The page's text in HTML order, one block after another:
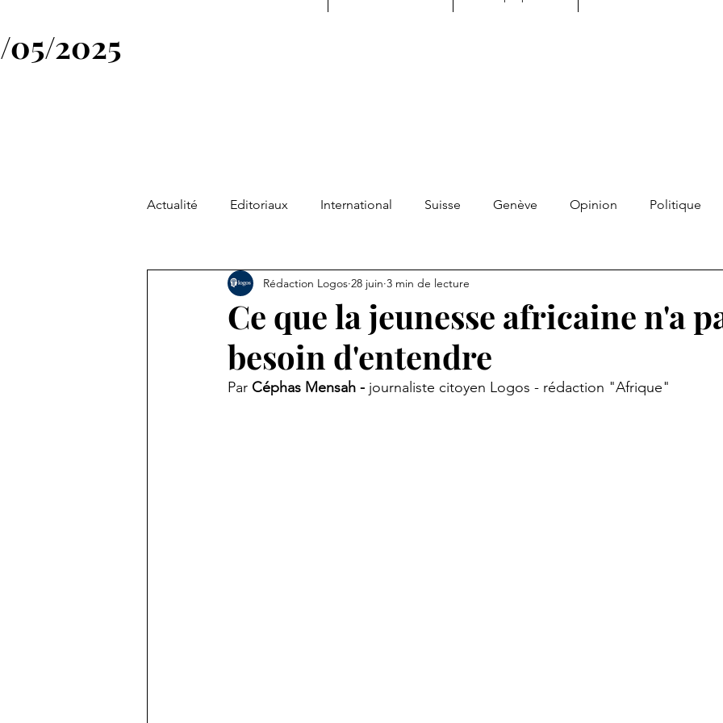
05/2025
Actualité Editoriaux International Suisse Genève Opinion Politique
Société Philosophie & Spiritualité Développement personnel Transmission
Symbole Figures libres Contrepoint Résonnance Souvenirs
Carnet de voyages Paroles aux citoyens Et si...
Ce que la jeunesse africaine n'a
besoin d'entendre
Rédaction Logos 28 juin 3 min de lecture
Par Céphas Mensah - journaliste citoyen Logos - rédaction "Afrique"